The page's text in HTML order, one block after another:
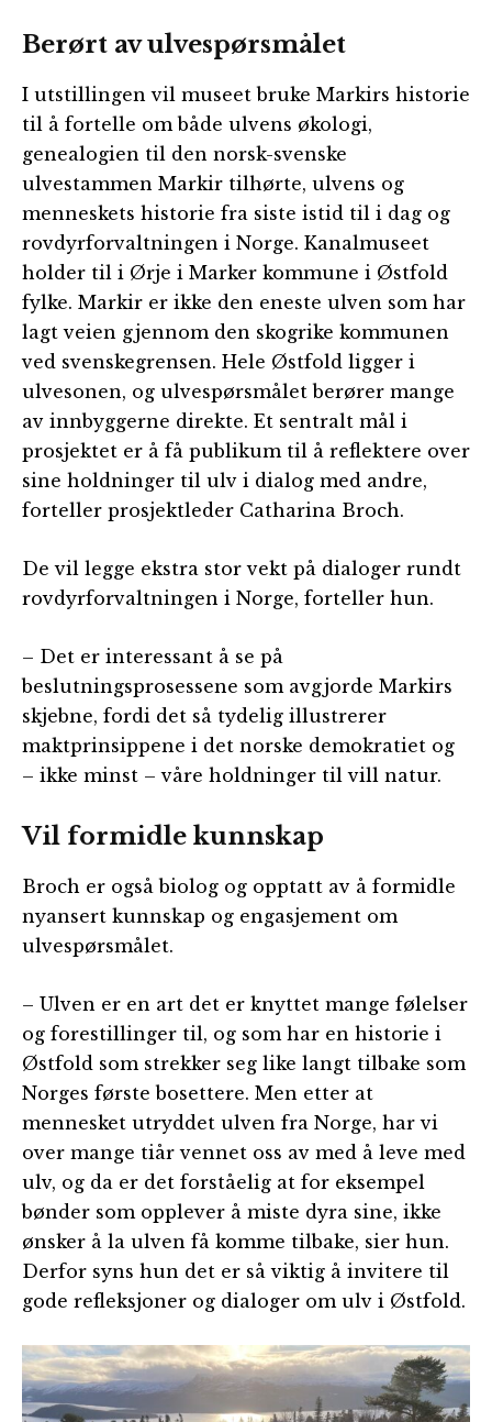
Berørt av ulvespørsmålet
I utstillingen vil museet bruke Markirs historie
til å fortelle om både ulvens økologi,
genealogien til den norsk-svenske
ulvestammen Markir tilhørte, ulvens og
menneskets historie fra siste istid til i dag og
rovdyrforvaltningen i Norge. Kanalmuseet
holder til i Ørje i Marker kommune i Østfold
fylke. Markir er ikke den eneste ulven som har
lagt veien gjennom den skogrike kommunen
ved svenskegrensen. Hele Østfold ligger i
ulvesonen, og ulvespørsmålet berører mange
av innbyggerne direkte. Et sentralt mål i
prosjektet er å få publikum til å reflektere over
sine holdninger til ulv i dialog med andre,
forteller prosjektleder Catharina Broch.
De vil legge ekstra stor vekt på dialoger rundt
rovdyrforvaltningen i Norge, forteller hun.
– Det er interessant å se på
beslutningsprosessene som avgjorde Markirs
skjebne, fordi det så tydelig illustrerer
maktprinsippene i det norske demokratiet og
– ikke minst – våre holdninger til vill natur.
Vil formidle kunnskap
Broch er også biolog og opptatt av å formidle
nyansert kunnskap og engasjement om
ulvespørsmålet.
– Ulven er en art det er knyttet mange følelser
og forestillinger til, og som har en historie i
Østfold som strekker seg like langt tilbake som
Norges første bosettere. Men etter at
mennesket utryddet ulven fra Norge, har vi
over mange tiår vennet oss av med å leve med
ulv, og da er det forståelig at for eksempel
bønder som opplever å miste dyra sine, ikke
ønsker å la ulven få komme tilbake, sier hun.
Derfor syns hun det er så viktig å invitere til
gode refleksjoner og dialoger om ulv i Østfold.